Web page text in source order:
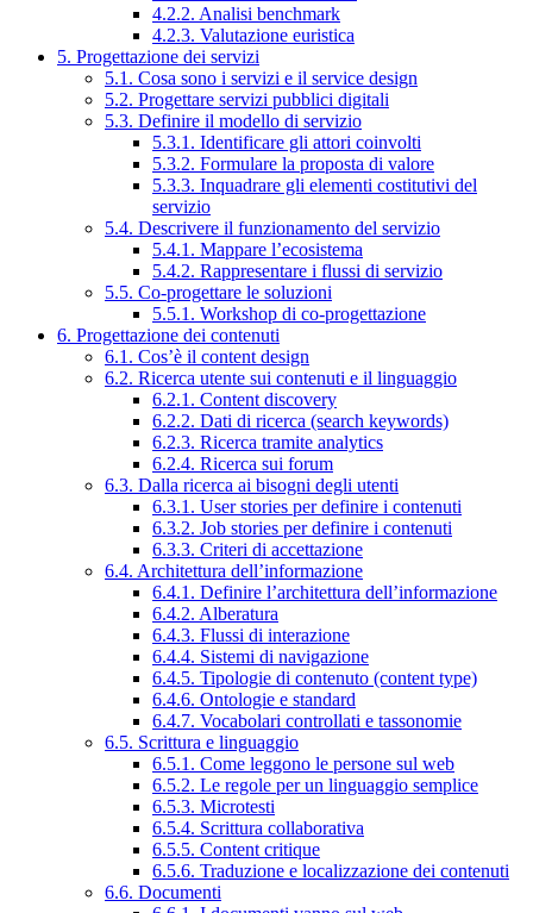
4.2.2. Analisi benchmark
4.2.3. Valutazione euristica
5. Progettazione dei servizi
5.1. Cosa sono i servizi e il service design
5.2. Progettare servizi pubblici digitali
5.3. Definire il modello di servizio
5.3.1. Identificare gli attori coinvolti
5.3.2. Formulare la proposta di valore
5.3.3. Inquadrare gli elementi costitutivi del
servizio
5.4. Descrivere il funzionamento del servizio
5.4.1. Mappare l’ecosistema
5.4.2. Rappresentare i flussi di servizio
5.5. Co-progettare le soluzioni
5.5.1. Workshop di co-progettazione
6. Progettazione dei contenuti
6.1. Cos’è il content design
6.2. Ricerca utente sui contenuti e il linguaggio
6.2.1. Content discovery
6.2.2. Dati di ricerca (search keywords)
6.2.3. Ricerca tramite analytics
6.2.4. Ricerca sui forum
6.3. Dalla ricerca ai bisogni degli utenti
6.3.1. User stories per definire i contenuti
6.3.2. Job stories per definire i contenuti
6.3.3. Criteri di accettazione
6.4. Architettura dell’informazione
6.4.1. Definire l’architettura dell’informazione
6.4.2. Alberatura
6.4.3. Flussi di interazione
6.4.4. Sistemi di navigazione
6.4.5. Tipologie di contenuto (content type)
6.4.6. Ontologie e standard
6.4.7. Vocabolari controllati e tassonomie
6.5. Scrittura e linguaggio
6.5.1. Come leggono le persone sul web
6.5.2. Le regole per un linguaggio semplice
6.5.3. Microtesti
6.5.4. Scrittura collaborativa
6.5.5. Content critique
6.5.6. Traduzione e localizzazione dei contenuti
6.6. Documenti